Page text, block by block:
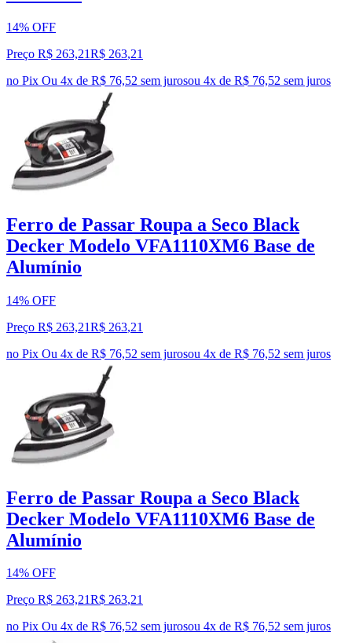
14% OFF
Preço R$ 263,21R$ 263,21
no Pix Ou 4x de R$ 76,52 sem jurosou 4x de R$ 76,52 sem juros
Ferro de Passar Roupa a Seco Black
Decker Modelo VFA1110XM6 Base de
Alumínio
14% OFF
Preço R$ 263,21R$ 263,21
no Pix Ou 4x de R$ 76,52 sem jurosou 4x de R$ 76,52 sem juros
Ferro de Passar Roupa a Seco Black
Decker Modelo VFA1110XM6 Base de
Alumínio
14% OFF
Preço R$ 263,21R$ 263,21
no Pix Ou 4x de R$ 76,52 sem jurosou 4x de R$ 76,52 sem juros